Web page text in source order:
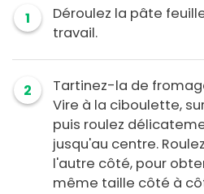
1
Déroulez la pâte
travail.
2
Tartinez-la de
Vire à la ciboulette,
puis roulez
jusqu'au centre.
l'autre côté, pour
même taille côté à